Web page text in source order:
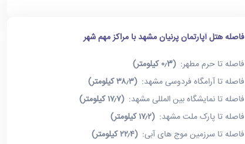
فاصله هتل آپارتمان پرنیان مشهد با مراکز مهم شهر
فاصله تا حرم مطهر:(۰٫3 کیلومتر)
فاصله تا آرامگاه فردوسی مشهد:(۳۸٫۳ کیلومتر)
فاصله تا نمایشگاه بین المللی مشهد:(۱۷٫۷ کیلومتر)
فاصله تا پارک ملت مشهد:(۱۷٫۲ کیلومتر)
فاصله تا سرزمین موج های آبی:(۲۲٫۴ کیلومتر)